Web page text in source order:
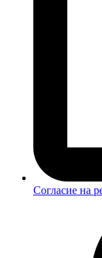
Согласие на